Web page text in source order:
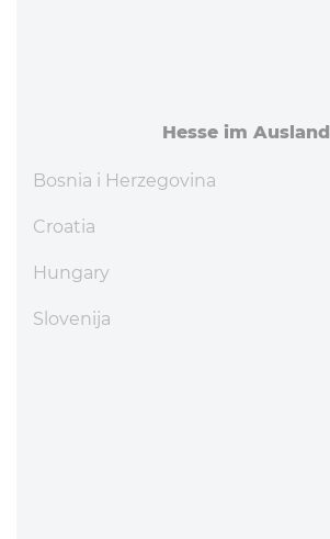
Hesse im Ausland
Bosnia i Herzegovina
Croatia
Hungary
Slovenija